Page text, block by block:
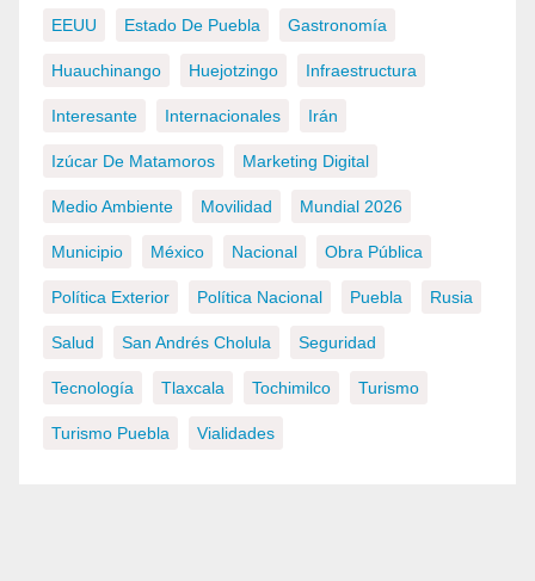
EEUU Estado De Puebla Gastronomía
Huauchinango Huejotzingo Infraestructura
Interesante Internacionales Irán
Izúcar De Matamoros Marketing Digital
Medio Ambiente Movilidad Mundial 2026
Municipio México Nacional Obra Pública
Política Exterior Política Nacional Puebla Rusia
Salud San Andrés Cholula Seguridad
Tecnología Tlaxcala Tochimilco Turismo
Turismo Puebla Vialidades